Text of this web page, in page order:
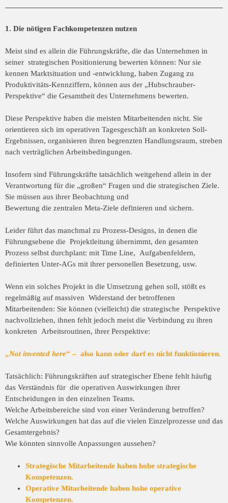
1. Die nötigen Fachkompetenzen nutzen
Meist sind es allein die Führungskräfte, die das Unternehmen in
seiner strategischen Positionierung bewerten können: Nur sie
kennen Marktsituation und -entwicklung, haben Zugang zu
Produktivitäts-Kennziffern, können aus der „Hubschrauber-
Perspektive“ die Gesamtheit des Unternehmens bewerten.
Diese Perspektive haben die meisten Mitarbeitenden nicht. Sie
orientieren sich im operativen Tagesgeschäft an konkreten Soll-
Ergebnissen, organisieren ihren begrenzten Handlungsraum, streben
nach verträglichen Arbeitsbedingungen.
Insofern sind Führungskräfte tatsächlich weitgehend allein in der
Verantwortung für die „großen“ Fragen und die strategischen Ziele.
Sie müssen aus ihrer Beobachtung und
Bewertung die zentralen Meta-Ziele definieren und sichern.
Leider führt das manchmal zu Prozess-Designs, in denen die
Führungsebene die Projektleitung übernimmt, den gesamten
Prozess selbst durchplant: mit Time Line, Aufgabenfeldern,
definierten Unter-AGs mit ihrer personellen Besetzung, usw.
Wenn ein solches Projekt in die Umsetzung gehen soll, stößt es
regelmäßig auf massiven Widerstand der betroffenen
Mitarbeitenden: Sie können (vielleicht) die strategische Perspektive
nachvollziehen, ihnen fehlt jedoch meist die Verbindung zu ihren
konkreten Arbeitsroutinen, ihrer Perspektive:
„Not invented here“ – also kann oder darf es nicht funktionieren.
Tatsächlich: Führungskräften auf strategischer Ebene fehlt häufig
das Verständnis für die operativen Auswirkungen ihrer
Entscheidungen in den einzelnen Teams.
Welche Arbeitsbereiche sind von einer Veränderung betroffen?
Welche Auswirkungen hat das auf die vielen Einzelprozesse und das
Gesamtergebnis?
Wie könnten sinnvolle Anpassungen aussehen?
Strategische Mitarbeitende haben hohe strategische
Kompetenzen.
Operative Mitarbeitende haben hohe operative
Kompetenzen.